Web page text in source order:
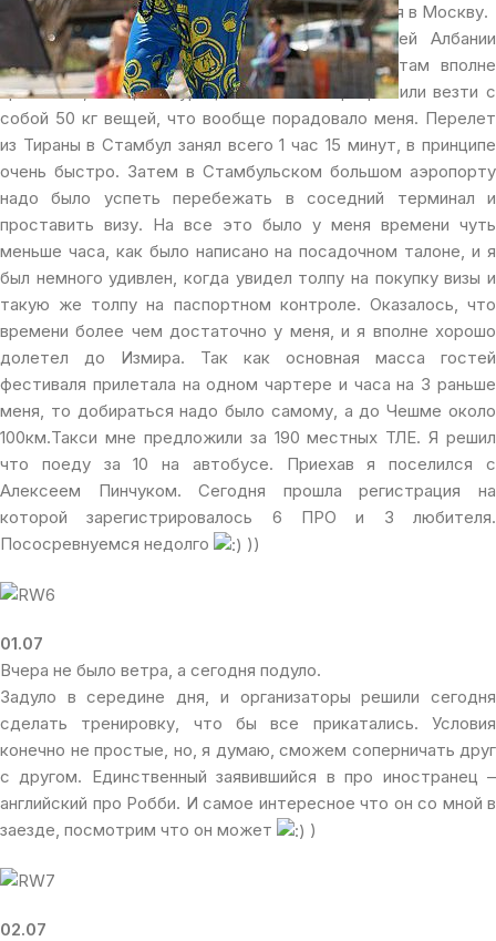
Добраться от туда до Турции я решил не заезжая в Москву.
Перелет мне предстоял из столицы соседней Албании
города Тирана. Могу сказать, что аэропорт там вполне
приличный, а еще и Турецкие авиалинии разрешили везти с
собой 50 кг вещей, что вообще порадовало меня. Перелет
из Тираны в Стамбул занял всего 1 час 15 минут, в принципе
очень быстро. Затем в Стамбульском большом аэропорту
надо было успеть перебежать в соседний терминал и
проставить визу. На все это было у меня времени чуть
меньше часа, как было написано на посадочном талоне, и я
был немного удивлен, когда увидел толпу на покупку визы и
такую же толпу на паспортном контроле. Оказалось, что
времени более чем достаточно у меня, и я вполне хорошо
долетел до Измира. Так как основная масса гостей
фестиваля прилетала на одном чартере и часа на 3 раньше
меня, то добираться надо было самому, а до Чешме около
100км.Такси мне предложили за 190 местных ТЛЕ. Я решил
что поеду за 10 на автобусе. Приехав я поселился с
Алексеем Пинчуком. Сегодня прошла регистрация на
которой зарегистрировалось 6 ПРО и 3 любителя.
Пососревнуемся недолго
))
01.07
Вчера не было ветра, а сегодня подуло.
Задуло в середине дня, и организаторы решили сегодня
сделать тренировку, что бы все прикатались. Условия
конечно не простые, но, я думаю, сможем соперничать друг
с другом. Единственный заявившийся в про иностранец –
английский про Робби. И самое интересное что он со мной в
заезде, посмотрим что он может
)
02.07